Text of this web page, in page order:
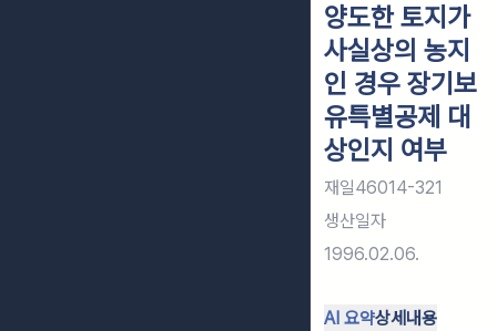
양도한 토지가
사실상의 농지
인 경우 장기보
유특별공제 대
상인지 여부
재일46014-321
생산일자
1996.02.06.
AI 요약상세내용